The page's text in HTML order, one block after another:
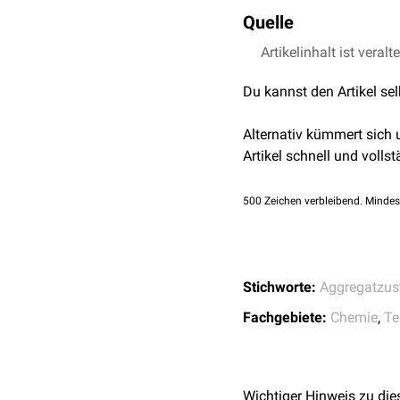
Gleichgewicht
im Gefäß
verdampft ist oder sich
JeneEnergie, die zum
Umkehrvorgang vom
Quelle
Chemie.de
Artikelinhalt ist
Du kannst den Artikel
Alternativ kümmert sich
Artikel schnell und
500 Zeichen verbleibend.
Stichworte:
Fachgebiete: Chemie,
Wichtiger Hinweis zu